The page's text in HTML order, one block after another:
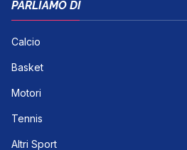
PARLIAMO DI
Calcio
Basket
Motori
Tennis
Altri Sport